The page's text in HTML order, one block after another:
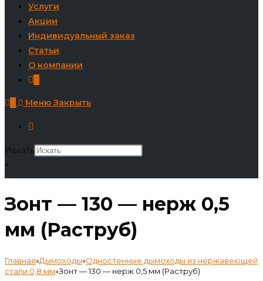
Услуги
Акции
Индивидуальный заказ
Статьи
О компании
Меню Закрыть
Искать
×
Зонт — 130 — нерж 0,5
мм (Раструб)
Главная»Дымоходы»Одностенные дымоходы из нержавеющей
стали 0,8 мм»Зонт — 130 — нерж 0,5 мм (Раструб)